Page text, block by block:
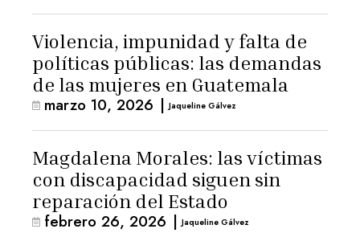
Violencia, impunidad y falta de
políticas públicas: las demandas
de las mujeres en Guatemala
marzo 10, 2026 | Jaqueline Gálvez
Magdalena Morales: las víctimas
con discapacidad siguen sin
reparación del Estado
febrero 26, 2026 | Jaqueline Gálvez